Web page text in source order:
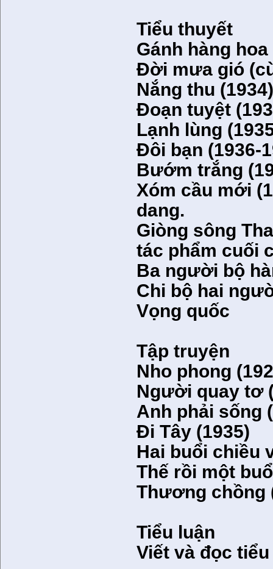
Tiểu thuyết
Gánh hàng
Đời mưa gió
Nắng thu
Đoạn tuyệt
Lạnh lùng
Đôi bạn (1936-
Bướm trắng
Xóm cầu mới
dang.
Giòng sông
tác phẩm cuối
Ba người bộ
Chi bộ hai
Vọng quốc
Tập truyện
Nho phong
Người quay tơ
Anh phải sống
Đi Tây (1935)
Hai buổi chiều
Thế rồi một
Thương chồng
Tiểu luận
Viết và đọc